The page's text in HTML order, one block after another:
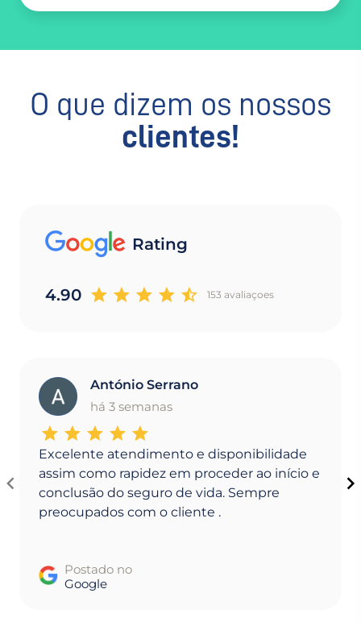
O que dizem os nossos
clientes!
Rating
4.90 153 avaliaçoes
A
António Serrano
há 3 semanas
Excelente atendimento e disponibilidade
assim como rapidez em proceder ao início e
conclusão do seguro de vida. Sempre
preocupados com o cliente .
Postado no
Google